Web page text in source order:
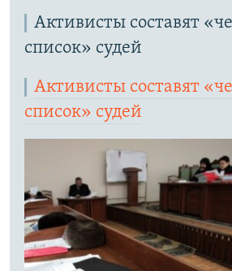
Активисты составят
список» судей
Активисты составят
список» судей